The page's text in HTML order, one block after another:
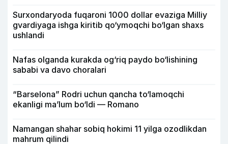
Surxondaryoda fuqaroni 1000 dollar evaziga Milliy
gvardiyaga ishga kiritib qo‘ymoqchi bo‘lgan shaxs
ushlandi
Nafas olganda kurakda og‘riq paydo bo‘lishining
sababi va davo choralari
“Barselona” Rodri uchun qancha to‘lamoqchi
ekanligi ma’lum bo‘ldi — Romano
Namangan shahar sobiq hokimi 11 yilga ozodlikdan
mahrum qilindi